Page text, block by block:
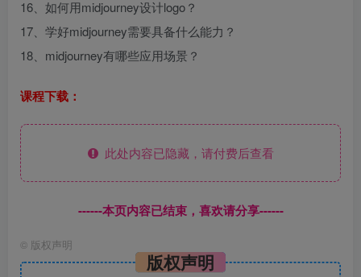
16、如何用midjourney设计logo？
17、学好midjourney需要具备什么能力？
18、midjourney有哪些应用场景？
课程下载：
此处内容已隐藏，请付费后查看
------本页内容已结束，喜欢请分享------
© 版权声明
版权声明